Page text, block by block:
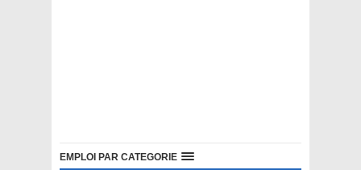
EMPLOI PAR CATEGORIE